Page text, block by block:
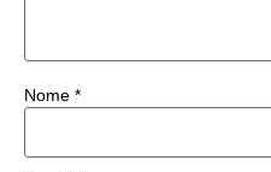
Nome *